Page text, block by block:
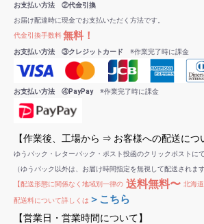
お支払い方法 ②代金引換
お届け配達時に現金でお支払いただく方法です。
代金引換手数料無料！
お支払い方法 ③クレジットカード ※作業完了時に課金
お支払い方法 ④PayPay※作業完了時に課金
【作業後、工場から ⇒ お客様への配送につ
ゆうパック・レターパック・ポスト投函のクリックポストに
（ゆうパック以外は、お届け時間指定を無視して配送されます
【配送形態に関係なく地域別一律の 送料無料〜 北海
配送料について詳しくは ＞こちら
【営業日・営業時間について】